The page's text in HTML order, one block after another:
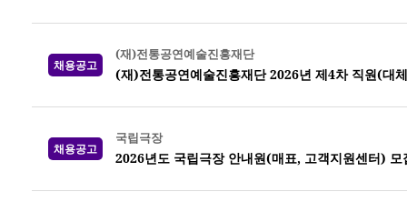
채용공고
(재)전통공연예술진흥재단
(재)전통공연예술진흥재단 2026년 제4차 직원(대
채용공고
국립극장
2026년도 국립극장 안내원(매표, 고객지원센터) 모